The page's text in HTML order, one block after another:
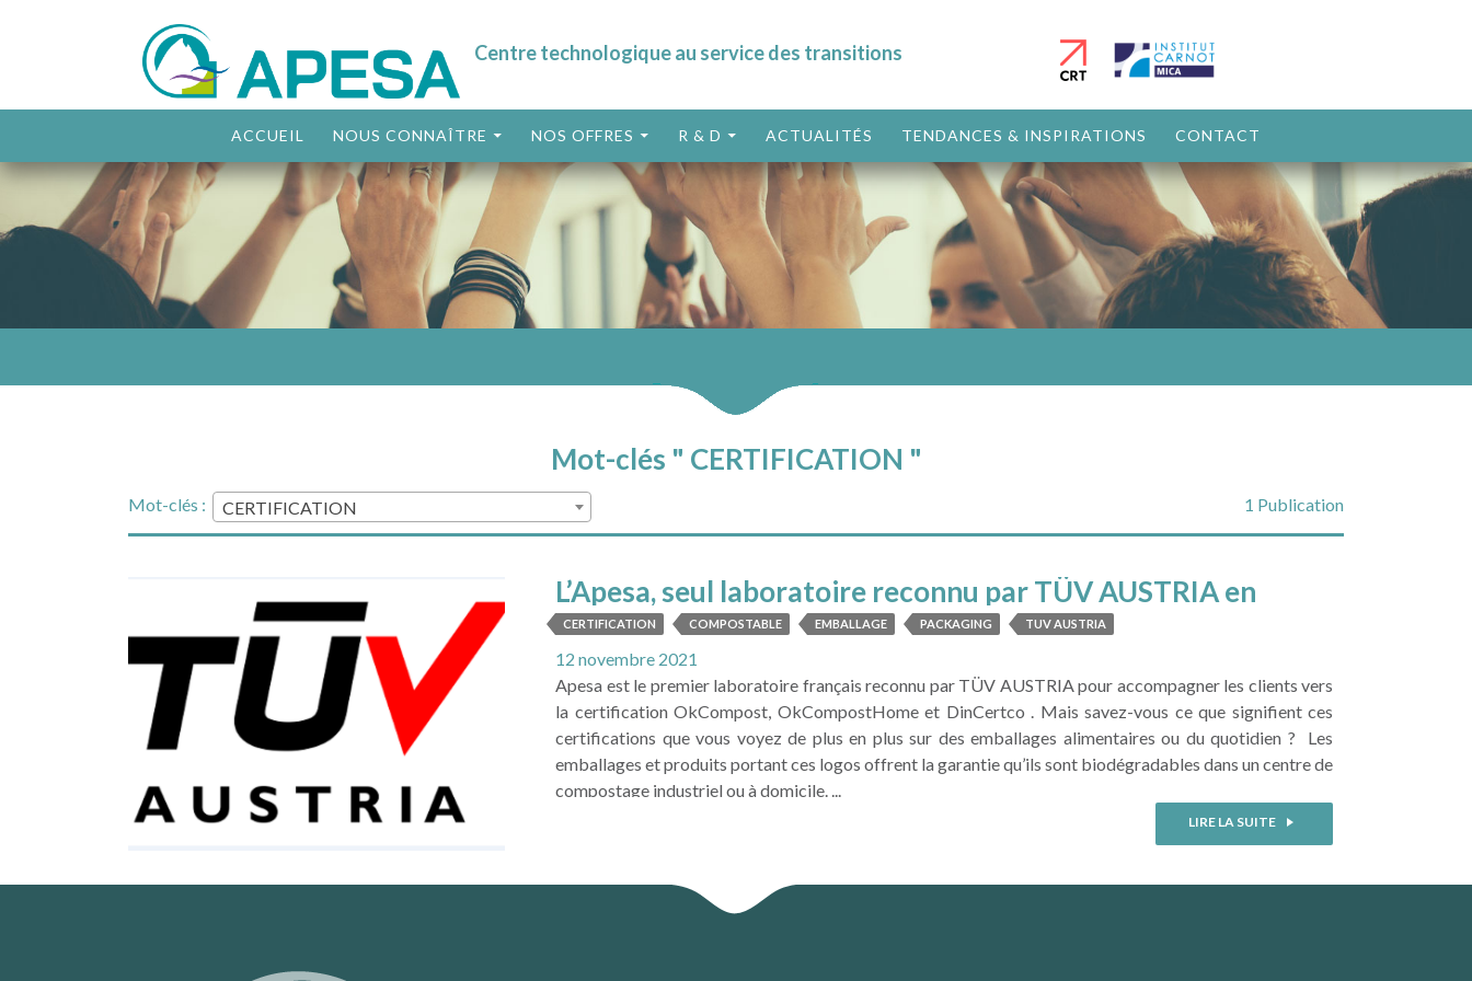
Centre technologique au service des transitions
ACCUEIL
NOUS CONNAÎTRE NOS OFFRES R & D ACTUALITÉS TENDANCES & INSPIRATIONS CONTACT
Mot-clés " CERTIFICATION "
1 Publication
Mot-clés : CERTIFICATION
L’Apesa, seul laboratoire reconnu par TÜV AUSTRIA en
France
CERTIFICATION COMPOSTABLE EMBALLAGE PACKAGING TUV AUSTRIA
12 novembre 2021
Apesa est le premier laboratoire français reconnu par TÜV AUSTRIA pour accompagner les clients vers
la certification OkCompost, OkCompostHome et DinCertco . Mais savez-vous ce que signifient ces
certifications que vous voyez de plus en plus sur des emballages alimentaires ou du quotidien ? Les
emballages et produits portant ces logos offrent la garantie qu’ils sont biodégradables dans un centre de
compostage industriel ou à domicile. ...
LIRE LA SUITE